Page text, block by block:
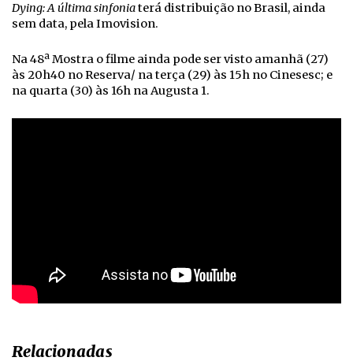
Dying: A última sinfoniaterá distribuição no Brasil, ainda
sem data, pela Imovision.
Na 48ª Mostra o filme ainda pode ser visto amanhã (27)
às 20h40 no Reserva/ na terça (29) às 15h no Cinesesc; e
na quarta (30) às 16h na Augusta 1.
Relacionadas